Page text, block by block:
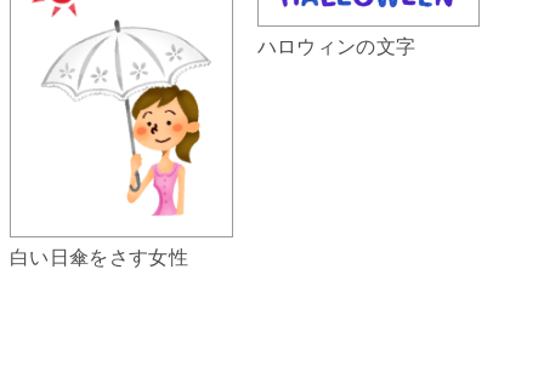
白い日傘をさす女性
ハロウィンの文字